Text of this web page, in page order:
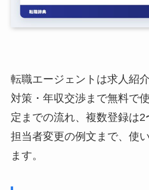
転職エージェントは求人紹
対策・年収交渉まで無料で
定までの流れ、複数登録は2
担当者変更の例文まで、使
ます。